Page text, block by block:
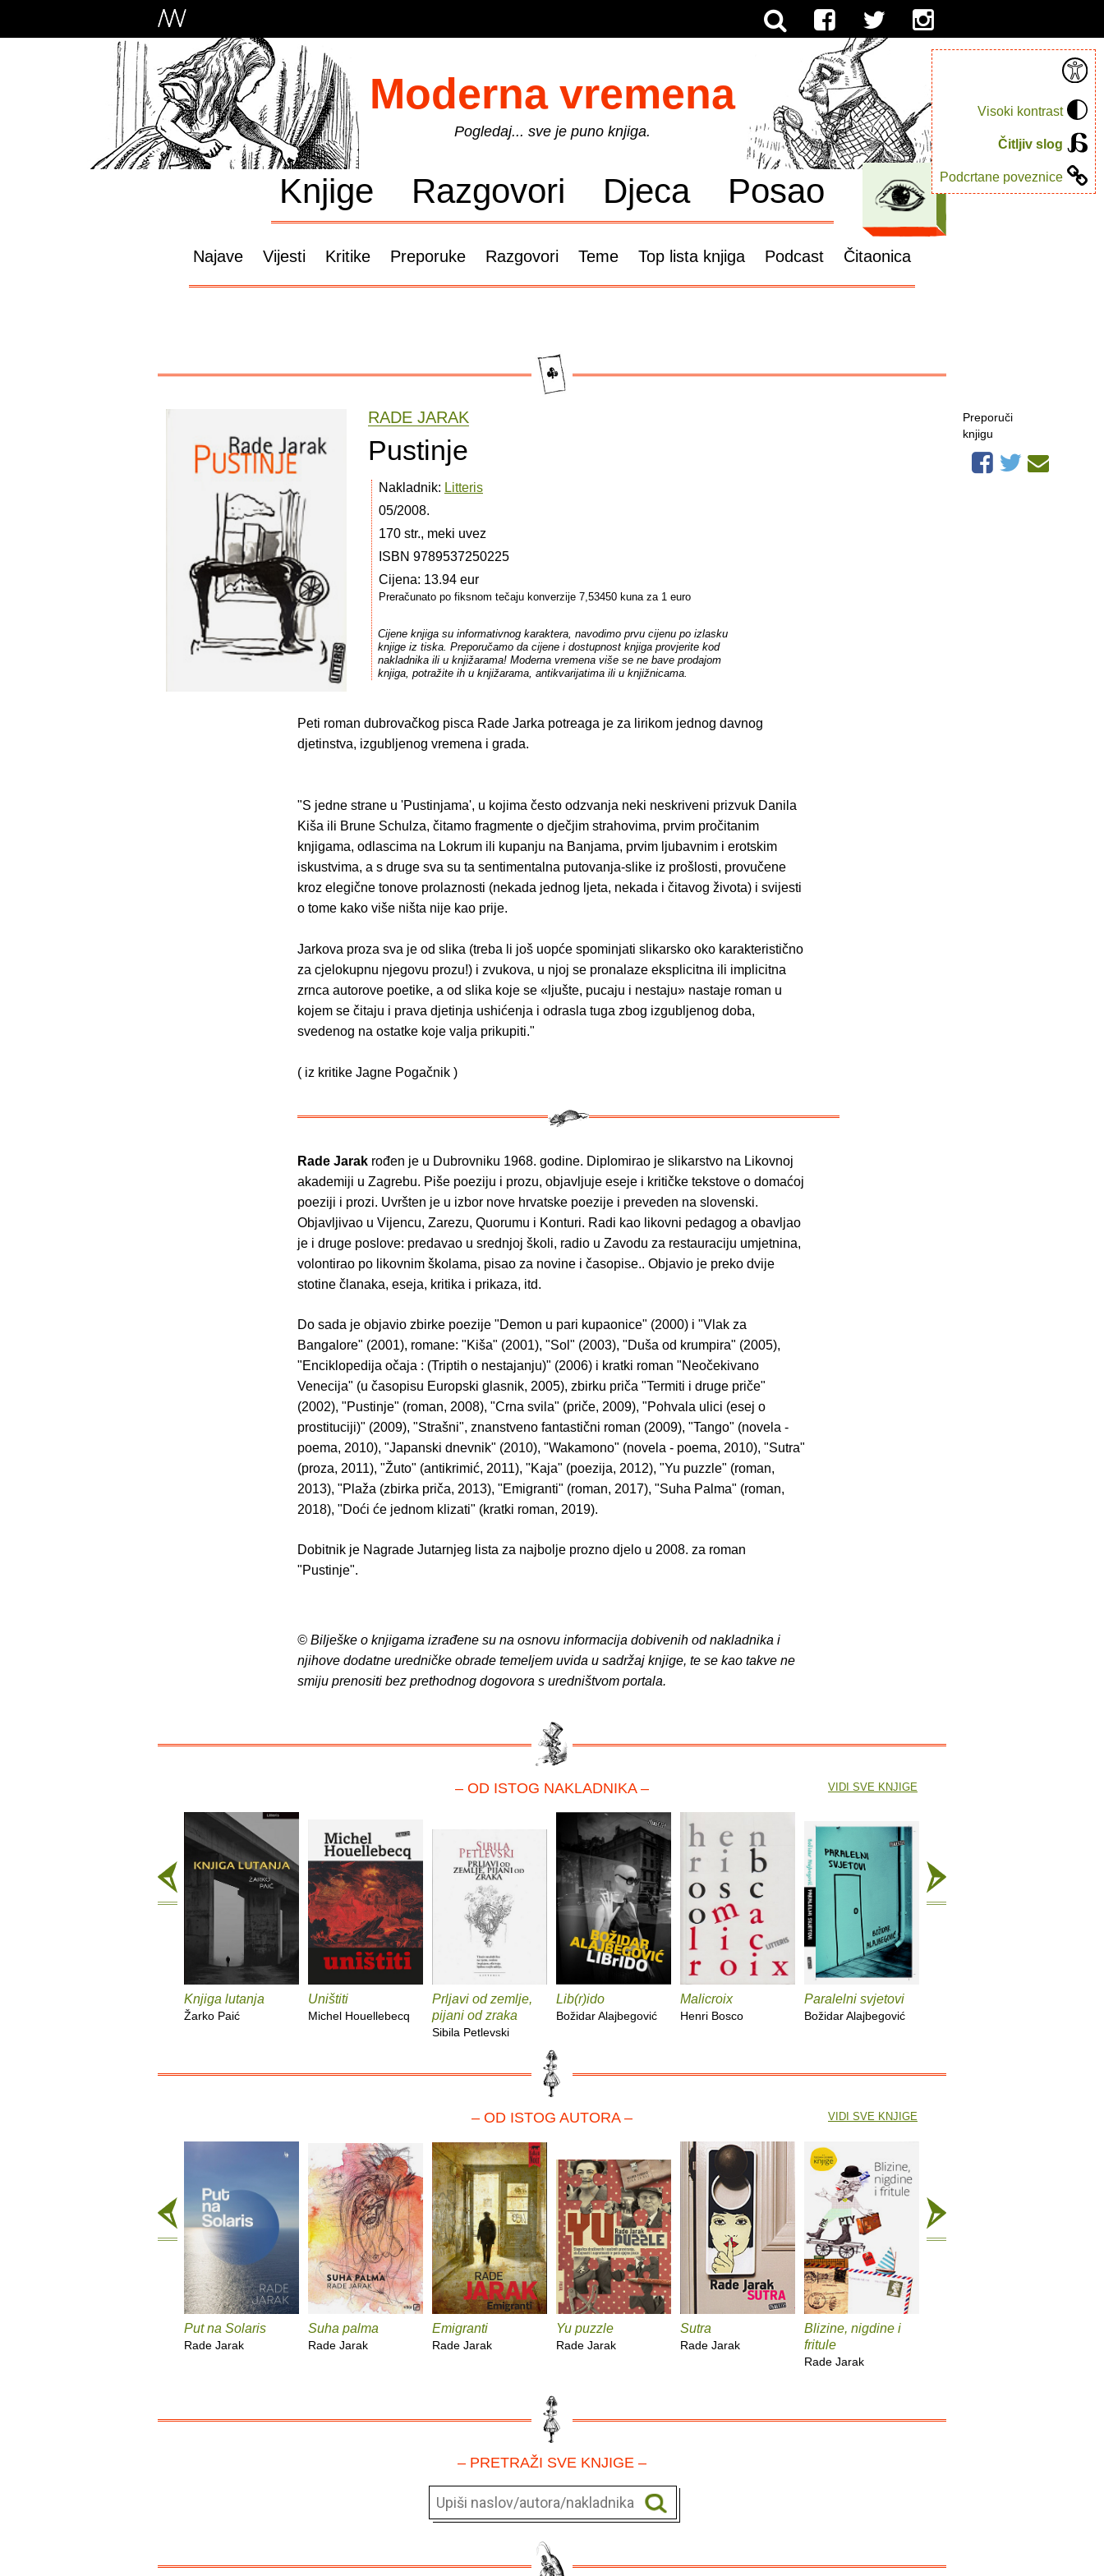
Visoki kontrast
Čitljiv slog
Podcrtane poveznice
Moderna vremena
Pogledaj... sve je puno knjiga.
Knjige Razgovori Djeca Posao
Najave Vijesti Kritike Preporuke Razgovori Teme Top lista knjiga Podcast Čitaonica
RADE JARAK
Pustinje
Nakladnik: Litteris
05/2008.
170 str., meki uvez
ISBN 9789537250225
Cijena: 13.94 eur
Preračunato po fiksnom tečaju konverzije 7,53450 kuna za 1 euro
Cijene knjiga su informativnog karaktera, navodimo prvu cijenu po izlasku
knjige iz tiska. Preporučamo da cijene i dostupnost knjiga provjerite kod
nakladnika ili u knjižarama! Moderna vremena više se ne bave prodajom
knjiga, potražite ih u knjižarama, antikvarijatima ili u knjižnicama.
Peti roman dubrovačkog pisca Rade Jarka potreaga je za lirikom jednog davnog
djetinstva, izgubljenog vremena i grada.
"S jedne strane u 'Pustinjama', u kojima često odzvanja neki neskriveni prizvuk Danila
Kiša ili Brune Schulza, čitamo fragmente o dječjim strahovima, prvim pročitanim
knjigama, odlascima na Lokrum ili kupanju na Banjama, prvim ljubavnim i erotskim
iskustvima, a s druge sva su ta sentimentalna putovanja-slike iz prošlosti, provučene
kroz elegične tonove prolaznosti (nekada jednog ljeta, nekada i čitavog života) i svijesti
o tome kako više ništa nije kao prije.
Jarkova proza sva je od slika (treba li još uopće spominjati slikarsko oko karakteristično
za cjelokupnu njegovu prozu!) i zvukova, u njoj se pronalaze eksplicitna ili implicitna
zrnca autorove poetike, a od slika koje se «ljušte, pucaju i nestaju» nastaje roman u
kojem se čitaju i prava djetinja ushićenja i odrasla tuga zbog izgubljenog doba,
svedenog na ostatke koje valja prikupiti."
( iz kritike Jagne Pogačnik )
Rade Jarak rođen je u Dubrovniku 1968. godine. Diplomirao je slikarstvo na Likovnoj
akademiji u Zagrebu. Piše poeziju i prozu, objavljuje eseje i kritičke tekstove o domaćoj
poeziji i prozi. Uvršten je u izbor nove hrvatske poezije i preveden na slovenski.
Objavljivao u Vijencu, Zarezu, Quorumu i Konturi. Radi kao likovni pedagog a obavljao
je i druge poslove: predavao u srednjoj školi, radio u Zavodu za restauraciju umjetnina,
volontirao po likovnim školama, pisao za novine i časopise.. Objavio je preko dvije
stotine članaka, eseja, kritika i prikaza, itd.
Do sada je objavio zbirke poezije "Demon u pari kupaonice" (2000) i "Vlak za
Bangalore" (2001), romane: "Kiša" (2001), "Sol" (2003), "Duša od krumpira" (2005),
"Enciklopedija očaja : (Triptih o nestajanju)" (2006) i kratki roman "Neočekivano
Venecija" (u časopisu Europski glasnik, 2005), zbirku priča "Termiti i druge priče"
(2002), "Pustinje" (roman, 2008), "Crna svila" (priče, 2009), "Pohvala ulici (esej o
prostituciji)" (2009), "Strašni", znanstveno fantastični roman (2009), "Tango" (novela -
poema, 2010), "Japanski dnevnik" (2010), "Wakamono" (novela - poema, 2010), "Sutra"
(proza, 2011), "Žuto" (antikrimić, 2011), "Kaja" (poezija, 2012), "Yu puzzle" (roman,
2013), "Plaža (zbirka priča, 2013), "Emigranti" (roman, 2017), "Suha Palma" (roman,
2018), "Doći će jednom klizati" (kratki roman, 2019).
Dobitnik je Nagrade Jutarnjeg lista za najbolje prozno djelo u 2008. za roman
"Pustinje".
© Bilješke o knjigama izrađene su na osnovu informacija dobivenih od nakladnika i
njihove dodatne uredničke obrade temeljem uvida u sadržaj knjige, te se kao takve ne
smiju prenositi bez prethodnog dogovora s uredništvom portala.
Preporuči
knjigu
– OD ISTOG NAKLADNIKA –
Knjiga lutanja
Žarko Paić
Uništiti
Michel Houellebecq
Prljavi od zemlje,
pijani od zraka
Sibila Petlevski
Lib(r)ido
Božidar Alajbegović
Malicroix
Henri Bosco
Paralelni svjetovi
Božidar Alajbegović
VIDI SVE KNJIGE
– OD ISTOG AUTORA –
Put na Solaris
Rade Jarak
Suha palma
Rade Jarak
Emigranti
Rade Jarak
Yu puzzle
Rade Jarak
Sutra
Rade Jarak
Blizine, nigdine i
fritule
Rade Jarak
VIDI SVE KNJIGE
– PRETRAŽI SVE KNJIGE –